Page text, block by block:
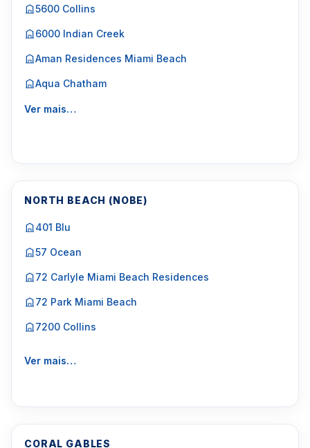
5600 Collins
6000 Indian Creek
Aman Residences Miami Beach
Aqua Chatham
Ver mais…
NORTH BEACH (NOBE)
401 Blu
57 Ocean
72 Carlyle Miami Beach Residences
72 Park Miami Beach
7200 Collins
Ver mais…
CORAL GABLES